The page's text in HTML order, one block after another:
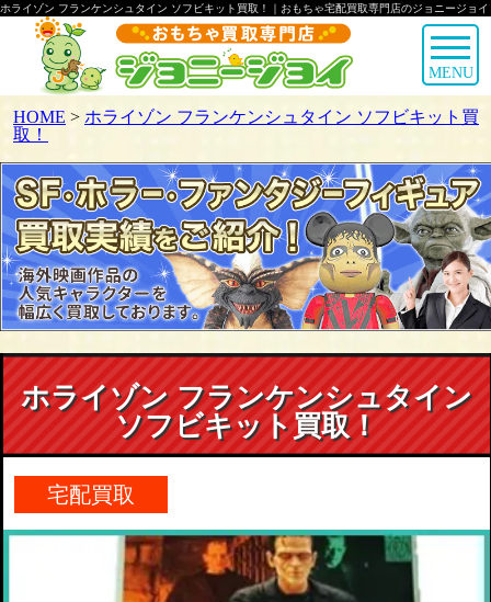
ホライゾン フランケンシュタイン ソフビキット買取！｜おもちゃ宅配買取専門店のジョニージョイ
MENU
HOME > ホライゾン フランケンシュタイン ソフビキット買
取！
ホライゾン フランケンシュタイン
ソフビキット買取！
宅配買取